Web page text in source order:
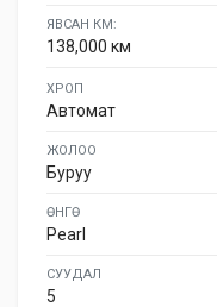
ЯВСАН КМ:
138,000 км
ХРОП
Автомат
ЖОЛОО
Буруу
ӨНГӨ
Pearl
СУУДАЛ
5